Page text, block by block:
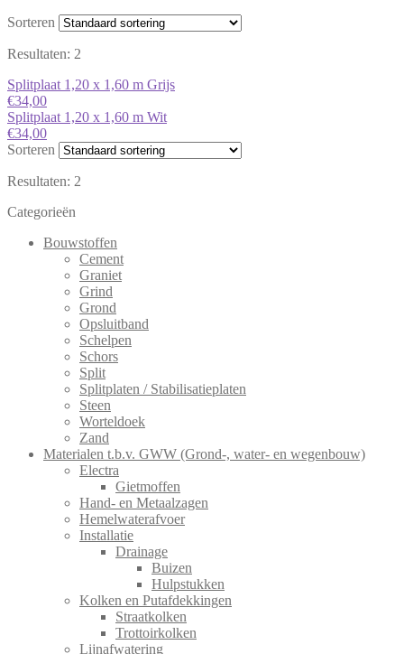
Sorteren
Resultaten: 2
Splitplaat 1,20 x 1,60 m Grijs
€34,00
Splitplaat 1,20 x 1,60 m Wit
€34,00
Sorteren
Resultaten: 2
Categorieën
Bouwstoffen
Cement
Graniet
Grind
Grond
Opsluitband
Schelpen
Schors
Split
Splitplaten / Stabilisatieplaten
Steen
Worteldoek
Zand
Materialen t.b.v. GWW (Grond-, water- en wegenbouw)
Electra
Gietmoffen
Hand- en Metaalzagen
Hemelwaterafvoer
Installatie
Drainage
Buizen
Hulpstukken
Kolken en Putafdekkingen
Straatkolken
Trottoirkolken
Lijnafwatering